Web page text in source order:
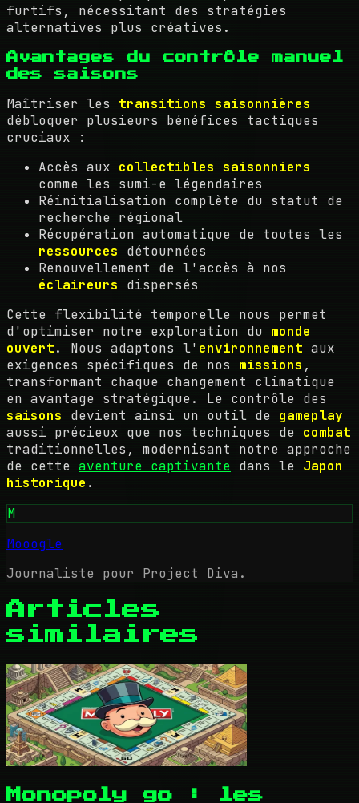
furtifs, nécessitant des stratégies
alternatives plus créatives.
Avantages du contrôle manuel
des saisons
Maîtriser les transitions saisonnières
débloquer plusieurs bénéfices tactiques
cruciaux :
Accès aux collectibles saisonniers
comme les sumi-e légendaires
Réinitialisation complète du statut de
recherche régional
Récupération automatique de toutes les
ressources détournées
Renouvellement de l'accès à nos
éclaireurs dispersés
Cette flexibilité temporelle nous permet
d'optimiser notre exploration du monde
ouvert. Nous adaptons l' environnement aux
exigences spécifiques de nos missions ,
transformant chaque changement climatique
en avantage stratégique. Le contrôle des
saisons devient ainsi un outil de gameplay
aussi précieux que nos techniques de combat
traditionnelles, modernisant notre approche
de cette aventure captivante dans le Japon
historique .
M
Mooogle
Journaliste pour Project Diva.
Articles
similaires
Monopoly go : les